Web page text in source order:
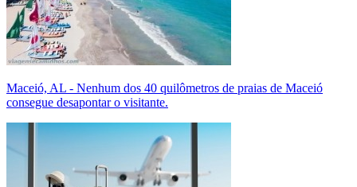
Maceió, AL - Nenhum dos 40 quilômetros de praias de Maceió
consegue desapontar o visitante.